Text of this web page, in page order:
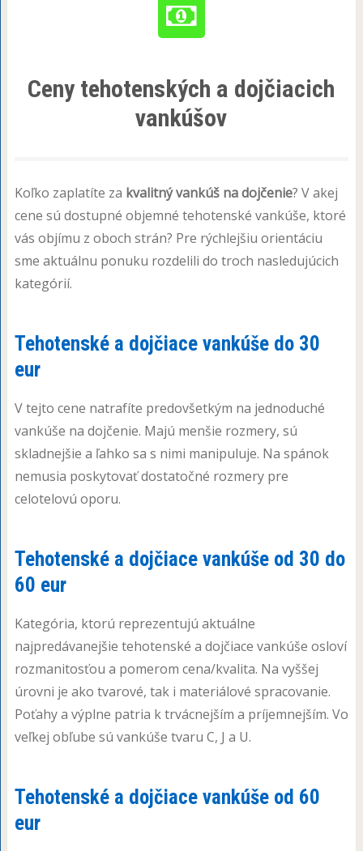
Ceny tehotenských a dojčiacich
vankúšov
Koľko zaplatíte za kvalitný vankúš na dojčenie? V akej
cene sú dostupné objemné tehotenské vankúše, ktoré
vás objímu z oboch strán? Pre rýchlejšiu orientáciu
sme aktuálnu ponuku rozdelili do troch nasledujúcich
kategórií.
Tehotenské a dojčiace vankúše do 30
eur
V tejto cene natrafíte predovšetkým na jednoduché
vankúše na dojčenie. Majú menšie rozmery, sú
skladnejšie a ľahko sa s nimi manipuluje. Na spánok
nemusia poskytovať dostatočné rozmery pre
celotelovú oporu.
Tehotenské a dojčiace vankúše od 30 do
60 eur
Kategória, ktorú reprezentujú aktuálne
najpredávanejšie tehotenské a dojčiace vankúše osloví
rozmanitosťou a pomerom cena/kvalita. Na vyššej
úrovni je ako tvarové, tak i materiálové spracovanie.
Poťahy a výplne patria k trvácnejším a príjemnejším. Vo
veľkej obľube sú vankúše tvaru C, J a U.
Tehotenské a dojčiace vankúše od 60
eur